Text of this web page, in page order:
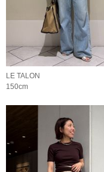
LE TALON
150cm